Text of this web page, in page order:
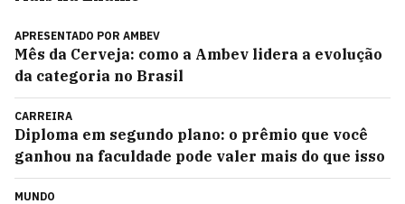
APRESENTADO POR AMBEV
Mês da Cerveja: como a Ambev lidera a evolução
da categoria no Brasil
CARREIRA
Diploma em segundo plano: o prêmio que você
ganhou na faculdade pode valer mais do que isso
MUNDO